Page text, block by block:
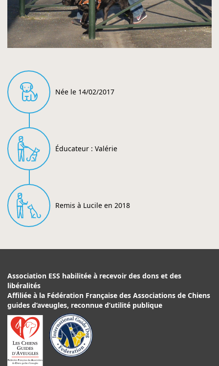
Née le 14/02/2017
Éducateur : Valérie
Remis à Lucile en 2018
Association ESS habilitée à recevoir des dons et des
libéralités
Affiliée à la Fédération Française des Associations de Chiens
guides d’aveugles, reconnue d’utilité publique